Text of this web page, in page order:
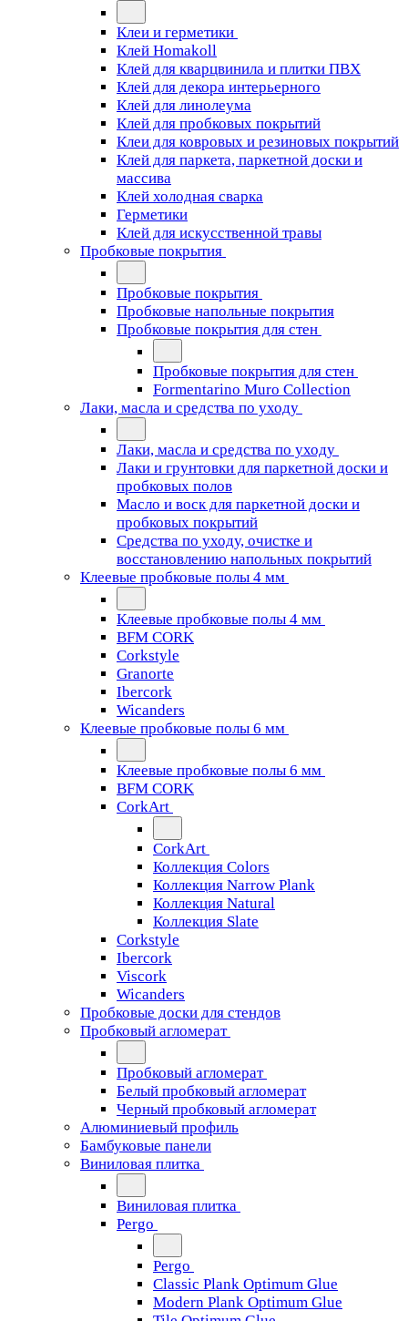
Клеи и герметики
Клей Homakoll
Клей для кварцвинила и плитки ПВХ
Клей для декора интерьерного
Клей для линолеума
Клей для пробковых покрытий
Клеи для ковровых и резиновых покрытий
Клей для паркета, паркетной доски и
массива
Клей холодная сварка
Герметики
Клей для искусственной травы
Пробковые покрытия
Пробковые покрытия
Пробковые напольные покрытия
Пробковые покрытия для стен
Пробковые покрытия для стен
Formentarino Muro Collection
Лаки, масла и средства по уходу
Лаки, масла и средства по уходу
Лаки и грунтовки для паркетной доски и
пробковых полов
Масло и воск для паркетной доски и
пробковых покрытий
Средства по уходу, очистке и
восстановлению напольных покрытий
Клеевые пробковые полы 4 мм
Клеевые пробковые полы 4 мм
BFM CORK
Corkstyle
Granorte
Ibercork
Wicanders
Клеевые пробковые полы 6 мм
Клеевые пробковые полы 6 мм
BFM CORK
CorkArt
CorkArt
Коллекция Colors
Коллекция Narrow Plank
Коллекция Natural
Коллекция Slate
Corkstyle
Ibercork
Viscork
Wicanders
Пробковые доски для стендов
Пробковый агломерат
Пробковый агломерат
Белый пробковый агломерат
Черный пробковый агломерат
Алюминиевый профиль
Бамбуковые панели
Виниловая плитка
Виниловая плитка
Pergo
Pergo
Classic Plank Optimum Glue
Modern Plank Optimum Glue